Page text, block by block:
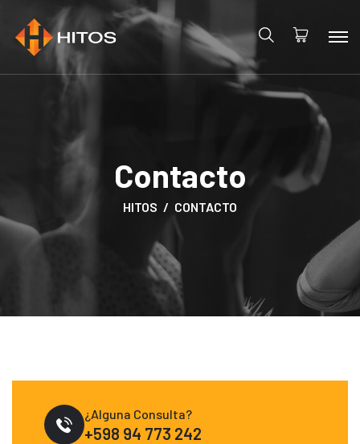
Contacto
HITOS CONTACTO
¿Alguna Consulta?
+598 94 773 242